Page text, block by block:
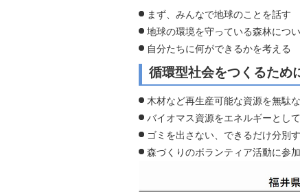
まず、みんなで地球のことを話す
地球の環境を守っている森林につ
自分たちに何ができるかを考える
循環型社会をつくるため
木材など再生産可能な資源を無駄
バイオマス資源をエネルギーとし
ゴミを出さない、できるだけ分別
森づくりのボランティア活動に参